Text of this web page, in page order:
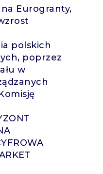
Eurogranty,
polskich
poprzez
w